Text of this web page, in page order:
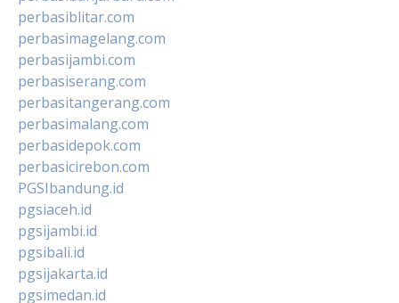
perbasiblitar.com
perbasimagelang.com
perbasijambi.com
perbasiserang.com
perbasitangerang.com
perbasimalang.com
perbasidepok.com
perbasicirebon.com
PGSIbandung.id
pgsiaceh.id
pgsijambi.id
pgsibali.id
pgsijakarta.id
pgsimedan.id